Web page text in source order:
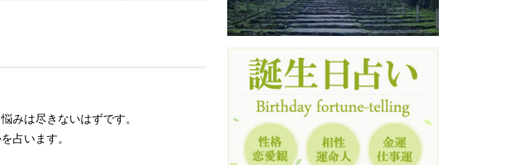
みは尽きないはずです。
占います。